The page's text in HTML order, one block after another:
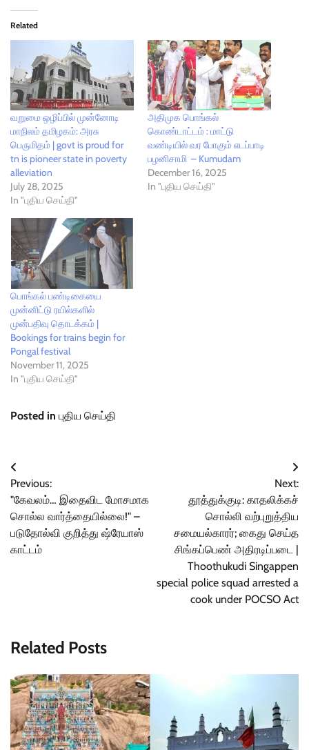
Related
வறுமை ஒழிப்பில் முன்னோடி
மாநிலம் தமிழகம்: அரசு
பெருமிதம் | govt is proud for
tn is pioneer state in poverty
alleviation
July 28, 2025
In "புதிய செய்தி"
அதிமுக பொங்கல்
கொண்டாட்டம் : மாட்டு
வண்டியில் வர போகும் எடப்பாடி
பழனிசாமி – Kumudam
December 16, 2025
In "புதிய செய்தி"
பொங்கல் பண்டிகையை
முன்னிட்டு ரயில்களில்
முன்பதிவு தொடக்கம் |
Bookings for trains begin for
Pongal festival
November 11, 2025
In "புதிய செய்தி"
Posted in புதிய செய்தி
Post
navigation
Previous:
"கேவலம்… இதைவிட மோசமாக
சொல்ல வார்த்தையில்லை!" –
படுதோல்வி குறித்து ஷ்ரேயாஸ்
காட்டம்
Next:
தூத்துக்குடி: காதலிக்கச்
சொல்லி வற்புறுத்திய
சமையல்காரர்; கைது செய்த
சிங்கப்பெண் அதிரடிப்படை |
Thoothukudi Singappen
special police squad arrested a
cook under POCSO Act
Related Posts